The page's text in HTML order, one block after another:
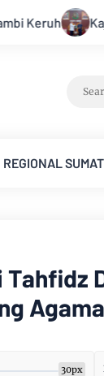
Pengadilan
REGIONAL
Tahfidz
30px